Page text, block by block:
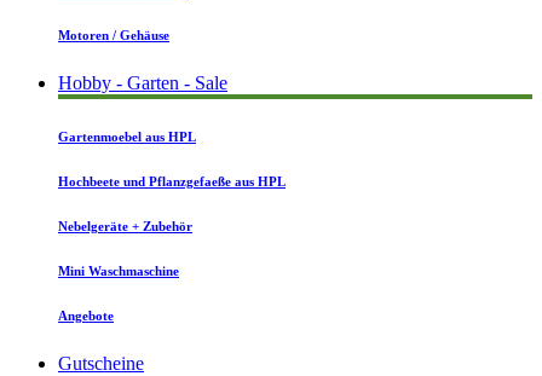
Motoren / Gehäuse
Hobby - Garten - Sale
Gartenmoebel aus HPL
Hochbeete und Pflanzgefaeße aus HPL
Nebelgeräte + Zubehör
Mini Waschmaschine
Angebote
Gutscheine